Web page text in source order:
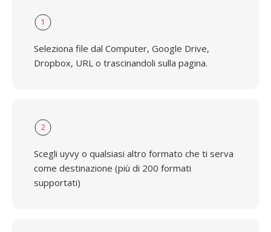
1
Seleziona file dal Computer, Google Drive,
Dropbox, URL o trascinandoli sulla pagina.
2
Scegli uyvy o qualsiasi altro formato che ti serva
come destinazione (più di 200 formati
supportati)